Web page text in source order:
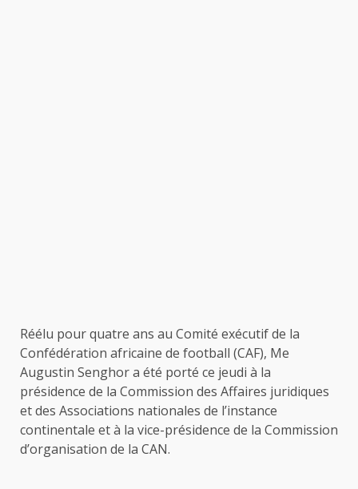
Réélu pour quatre ans au Comité exécutif de la
Confédération africaine de football (CAF), Me
Augustin Senghor a été porté ce jeudi à la
présidence de la Commission des Affaires juridiques
et des Associations nationales de l’instance
continentale et à la vice-présidence de la Commission
d’organisation de la CAN.